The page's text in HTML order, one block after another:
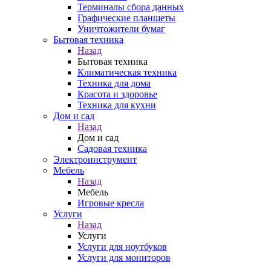
Терминалы сбора данных
Графические планшеты
Уничтожители бумаг
Бытовая техника
Назад
Бытовая техника
Климатическая техника
Техника для дома
Красота и здоровье
Техника для кухни
Дом и сад
Назад
Дом и сад
Садовая техника
Электроинструмент
Мебель
Назад
Мебель
Игровые кресла
Услуги
Назад
Услуги
Услуги для ноутбуков
Услуги для мониторов